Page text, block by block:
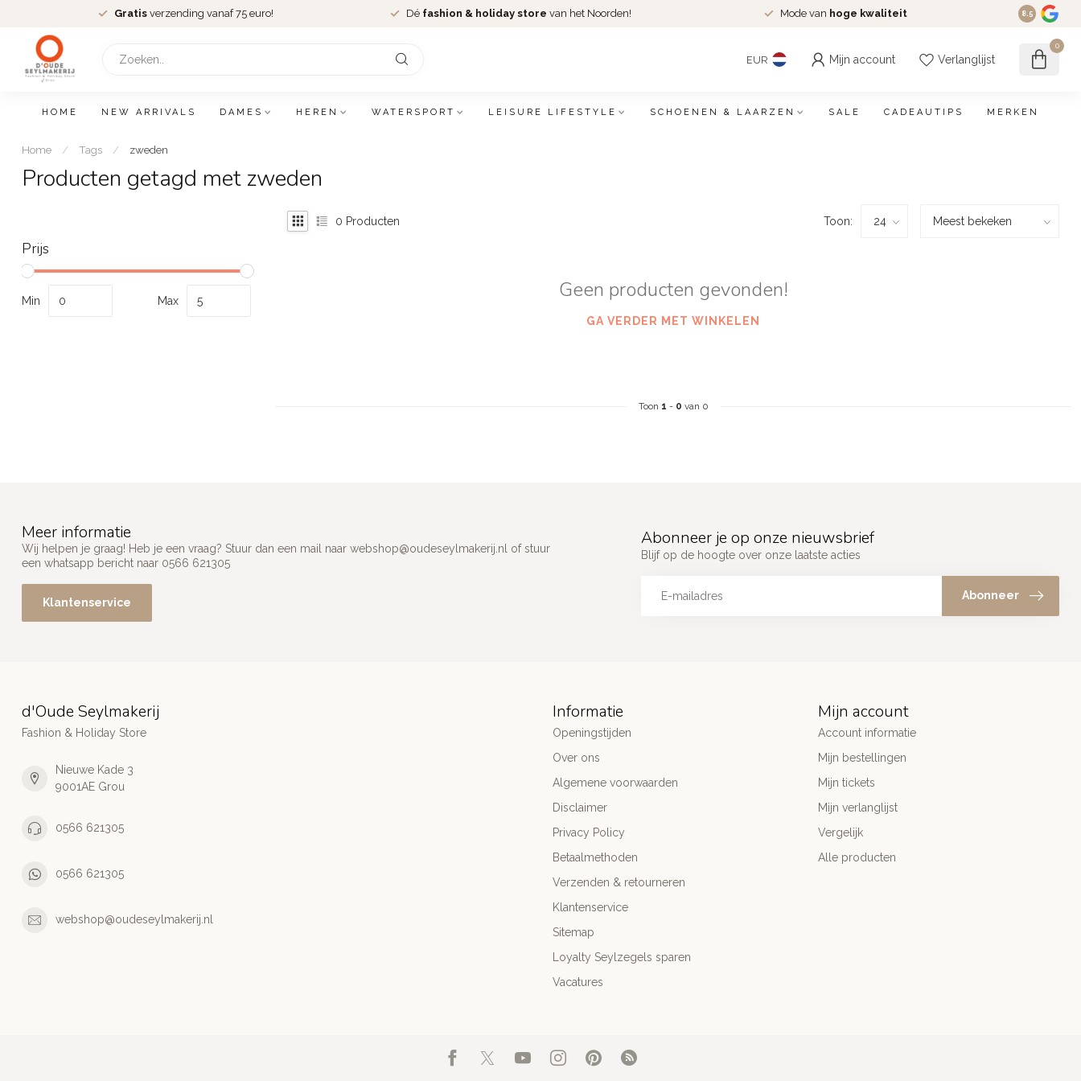
Gratis verzending vanaf 75 euro! Dé fashion & holiday store van het Noorden! Mode van hoge kwaliteit 8.5
EUR Mijn account Verlanglijst
0
HOME NEW ARRIVALS DAMES HEREN WATERSPORT LEISURE LIFESTYLE SCHOENEN & LAARZEN SALE CADEAUTIPS MERKEN
Home / Tags / zweden
Producten getagd met zweden
Prijs
Min Max
0 Producten Toon:
Geen producten gevonden!
GA VERDER MET WINKELEN
Toon 1 - 0 van 0
Meer informatie
Wij helpen je graag! Heb je een vraag? Stuur dan een mail naar webshop@oudeseylmakerij.nl
of stuur
een whatsapp bericht naar 0566 621305
Klantenservice
Abonneer je op onze nieuwsbrief
Blijf op de hoogte over onze laatste acties
Abonneer
d'Oude Seylmakerij
Fashion & Holiday Store
Nieuwe Kade 3
9001AE Grou
0566 621305
0566 621305
webshop@oudeseylmakerij.nl
Informatie
Openingstijden
Over ons
Algemene voorwaarden
Disclaimer
Privacy Policy
Betaalmethoden
Verzenden & retourneren
Klantenservice
Sitemap
Loyalty Seylzegels sparen
Vacatures
Mijn account
Account informatie
Mijn bestellingen
Mijn tickets
Mijn verlanglijst
Vergelijk
Alle producten